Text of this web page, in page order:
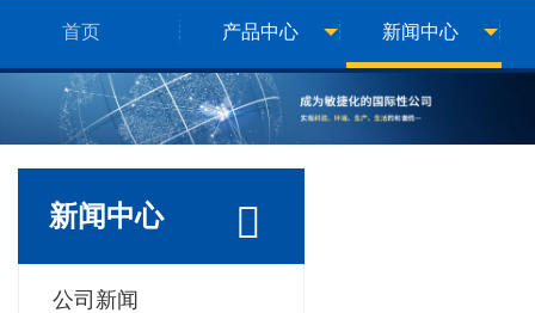
首页 产品中心 新闻中心
新闻中心
公司新闻